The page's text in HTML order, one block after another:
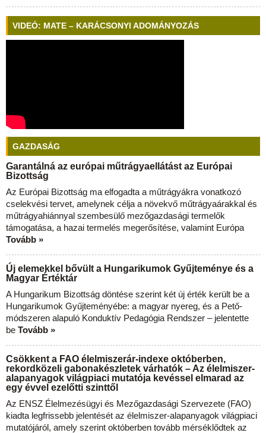
VIDEÓ: MATE – KARÁCSONYI ADOMÁNYOZÁS
GAZDASÁG
Garantálná az európai műtrágyaellátást az Európai
Bizottság
Az Európai Bizottság ma elfogadta a műtrágyákra vonatkozó
cselekvési tervet, amelynek célja a növekvő műtrágyaárakkal és
műtrágyahiánnyal szembesülő mezőgazdasági termelők
támogatása, a hazai termelés megerősítése, valamint Európa
Tovább »
Új elemekkel bővült a Hungarikumok Gyűjteménye és a
Magyar Értéktár
A Hungarikum Bizottság döntése szerint két új érték került be a
Hungarikumok Gyűjteményébe: a magyar nyereg, és a Pető-
módszeren alapuló Konduktív Pedagógia Rendszer – jelentette
be Tovább »
Csökkent a FAO élelmiszerár-indexe októberben,
rekordközeli gabonakészletek várhatók – Az élelmiszer-
alapanyagok világpiaci mutatója kevéssel elmarad az
egy évvel ezelőtti szinttől
Az ENSZ Élelmezésügyi és Mezőgazdasági Szervezete (FAO)
kiadta legfrissebb jelentését az élelmiszer-alapanyagok világpiaci
mutatójáról, amely szerint októberben tovább mérséklődtek az